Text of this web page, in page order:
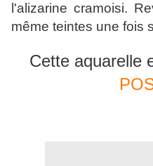
l'alizarine cramoisi.
même teintes une fois
Cette aquarelle